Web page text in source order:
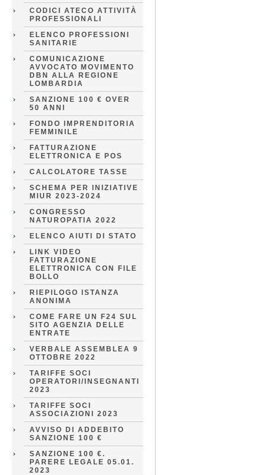
CODICI ATECO ATTIVITÀ
PROFESSIONALI
ELENCO PROFESSIONI
SANITARIE
COMUNICAZIONE
AVVOCATO MOVIMENTO
DBN ALLA REGIONE
LOMBARDIA
SANZIONE 100 € OVER
50 ANNI
FONDO IMPRENDITORIA
FEMMINILE
FATTURAZIONE
ELETTRONICA E POS
CALCOLATORE TASSE
SCHEMA PER INIZIATIVE
MIUR 2023-2024
CONGRESSO
NATUROPATIA 2022
ELENCO AIUTI DI STATO
LINK VIDEO
FATTURAZIONE
ELETTRONICA CON FILE
BOLLO
RIEPILOGO ISTANZA
ANONIMA
COME FARE UN F24 SUL
SITO AGENZIA DELLE
ENTRATE
VERBALE ASSEMBLEA 9
OTTOBRE 2022
TARIFFE SOCI
OPERATORI/INSEGNANTI
2023
TARIFFE SOCI
ASSOCIAZIONI 2023
AVVISO DI ADDEBITO
SANZIONE 100 €
SANZIONE 100 €.
PARERE LEGALE 05.01.
2023